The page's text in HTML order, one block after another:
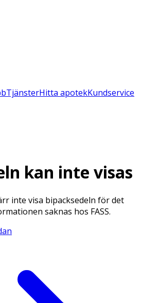
TjänsterHitta apotekKundservice
kan inte visas
inte visa bipacksedeln för det
saknas hos FASS.